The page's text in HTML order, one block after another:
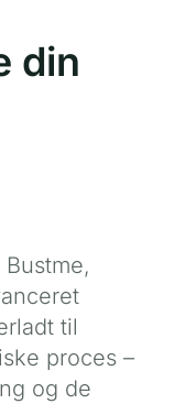
din
til
proces –
og de